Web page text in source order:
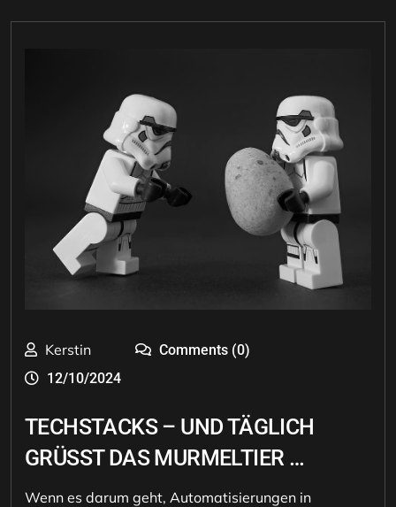
Kerstin
Comments (0)
12/10/2024
TECHSTACKS – UND TÄGLICH
GRÜSST DAS MURMELTIER …
Wenn es darum geht, Automatisierungen in